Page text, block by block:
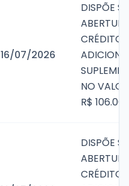
16/07/2026
DISPÕE
CRÉDITO
NO
R$
DISPÕE
CRÉDITO